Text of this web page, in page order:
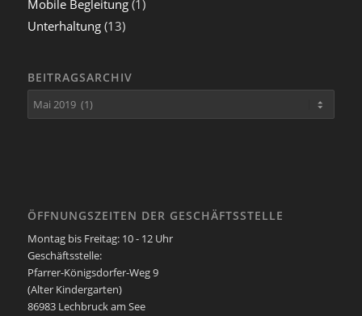
Mobile Begleitung(1)
Unterhaltung(13)
BEITRAGSARCHIV
ÖFFNUNGSZEITEN DER GESCHÄFTSSTELLE
Montag bis Freitag: 10 - 12 Uhr
Geschäftsstelle:
Pfarrer-Königsdorfer-Weg 9
(Alter Kindergarten)
86983 Lechbruck am See